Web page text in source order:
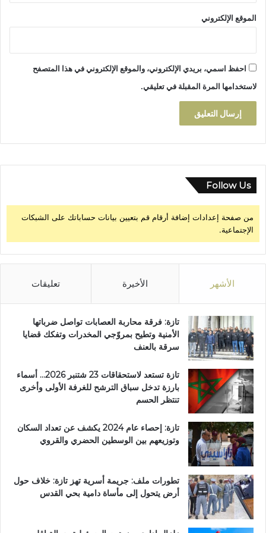
ة
الموقع الإلكتروني
احفظ اسمي، بريدي الإلكتروني، والموقع الإلكتروني في هذا المتصفح
لاستخدامها المرة المقبلة في تعليقي.
Follow Us
من صفحة إعدادات إضافة أرقام قم بتعيين بيانات حساباتك على الشبكات
الإجتماعية.
الأشهر الأخيرة تعليقات
تازة: فرقة محاربة العصابات تواصل ضرباتها
الأمنية وتطيح بمروّجي المخدرات وتفكك قضايا
سرقة بالعنف
تازة تستعد لاستحقاقات 23 شتنبر 2026… أسماء
بارزة تدخل سباق الترشح للغرفة الأولى وأخرى
تنتظر الحسم
تازة: إحصاء عام 2024 يكشف عن تعداد السكان
وتوزيعهم بين الوسطين الحضري والقروي
تطورات ملف: جريمة أسرية تهز تازة: خلاف حول
أرض يتحول إلى مأساة دامية بحي القدس